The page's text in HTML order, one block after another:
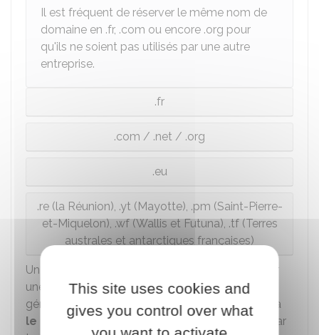
Il est fréquent de réserver le même nom de
domaine en .fr, .com ou encore .org pour
qu'ils ne soient pas utilisés par une autre
entreprise.
.fr
.com / .net / .org
.eu
.re (la Réunion), .yt (Mayotte), .pm (Saint-Pierre-
et-Miquelon), .wf (Wallis et Futuna), .tf (Terres
australes et antarctiques françaises)
Un nom de domaine est toujours enregistré pour
une
période limitée(de 1 à 10 ans
généralement). Il est donc important de penser à
le renouveler avant qu'il n'expire
et finisse par
This site uses cookies and
gives you control over what